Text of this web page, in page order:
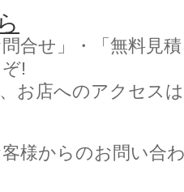
合せ」・「無料見
!
お店へのアクセス
様からのお問い合